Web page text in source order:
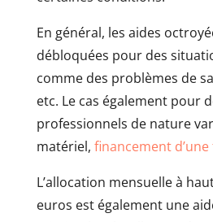
En général, les aides
débloquées pour des
comme des problèmes de
etc. Le cas également pour
professionnels de nature
matériel, financement
L’allocation mensuelle à
euros est également une